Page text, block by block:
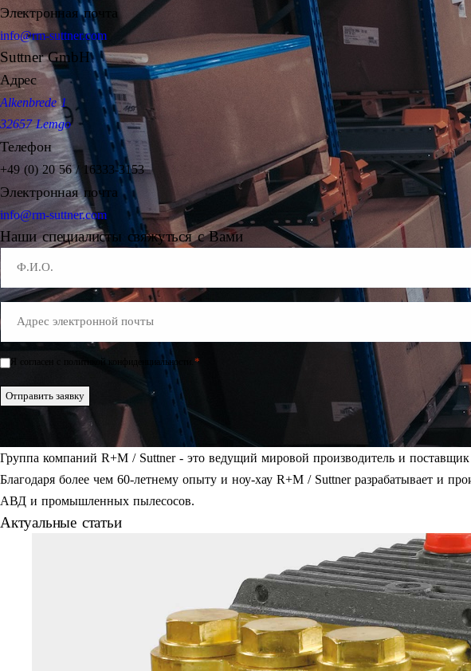
Электронная почта
info@rm-suttner.com
Suttner GmbH
Адрес
Alkenbrede 1
32657 Lemgo
Телефон
+49 (0) 20 56 / 16333-3153
Электронная почта
info@rm-suttner.com
Наши специалисты свяжуться с Вами
Mail
Einwilligung
Я согласен с политикой конфиденциальности. *
Отправить заявку
Группа компаний R+M / Suttner - это ведущий мировой производитель и
Благодаря более чем 60-летнему опыту и ноу-хау R+M / Suttner разрабатывает и
АВД и промышленных пылесосов.
Актуальные статьи